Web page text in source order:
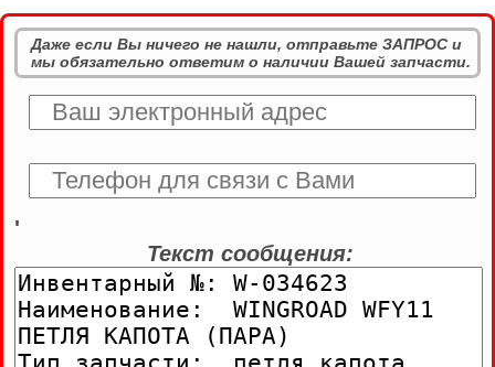
Даже если Вы ничего не нашли, отправьте ЗАПРОС и
мы обязательно ответим о наличии Вашей запчасти.
'
Текст сообщения: